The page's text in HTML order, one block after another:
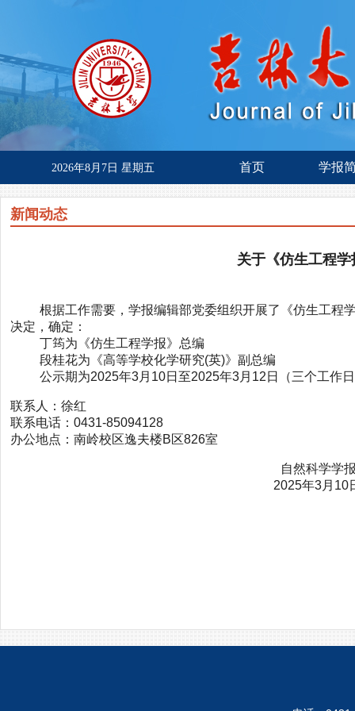
2026年8月7日 星期五 首页 学报
新闻动态
关于《仿生工程
根据工作需要，学报编辑部党委组织开展了《仿生工程
决定，确定：
丁筠为《仿生工程学报》总编
段桂花为《高等学校化学研究(英)》副总编
公示期为2025年3月 10日至2025年3月 12 日（三个工作
联系人：徐红
联系电话： 0431-85094128
办公地点：南岭校区逸夫楼B区826室
自然科学学
2025年3月10